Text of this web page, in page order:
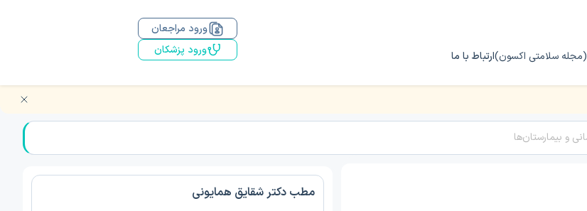
(مجله سلامتی اکسون)ارتباط با ما
ورود مراجعان
ورود پزشکان
مطب دکتر شقایق همایونی